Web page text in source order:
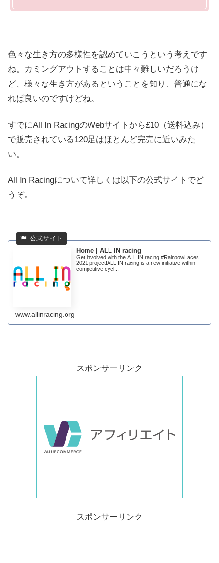
色々な生き方の多様性を認めていこうという考えです
ね。カミングアウトすることは中々難しいだろうけ
ど、様々な生き方があるということを知り、普通にな
れば良いのですけどね。
すでにAll In RacingのWebサイトから£10（送料込み）
で販売されている120足はほとんど完売に近いみた
い。
All In Racingについて詳しくは以下の公式サイトでど
うぞ。
Home | ALL IN racing
Get involved with the ALL IN racing #RainbowLaces
2021 project!ALL IN racing is a new initiative within
competitive cycl...
www.allinracing.org
スポンサーリンク
スポンサーリンク